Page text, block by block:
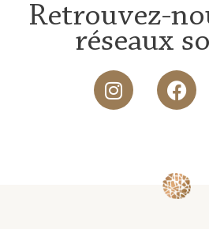
Retrouvez-
réseaux